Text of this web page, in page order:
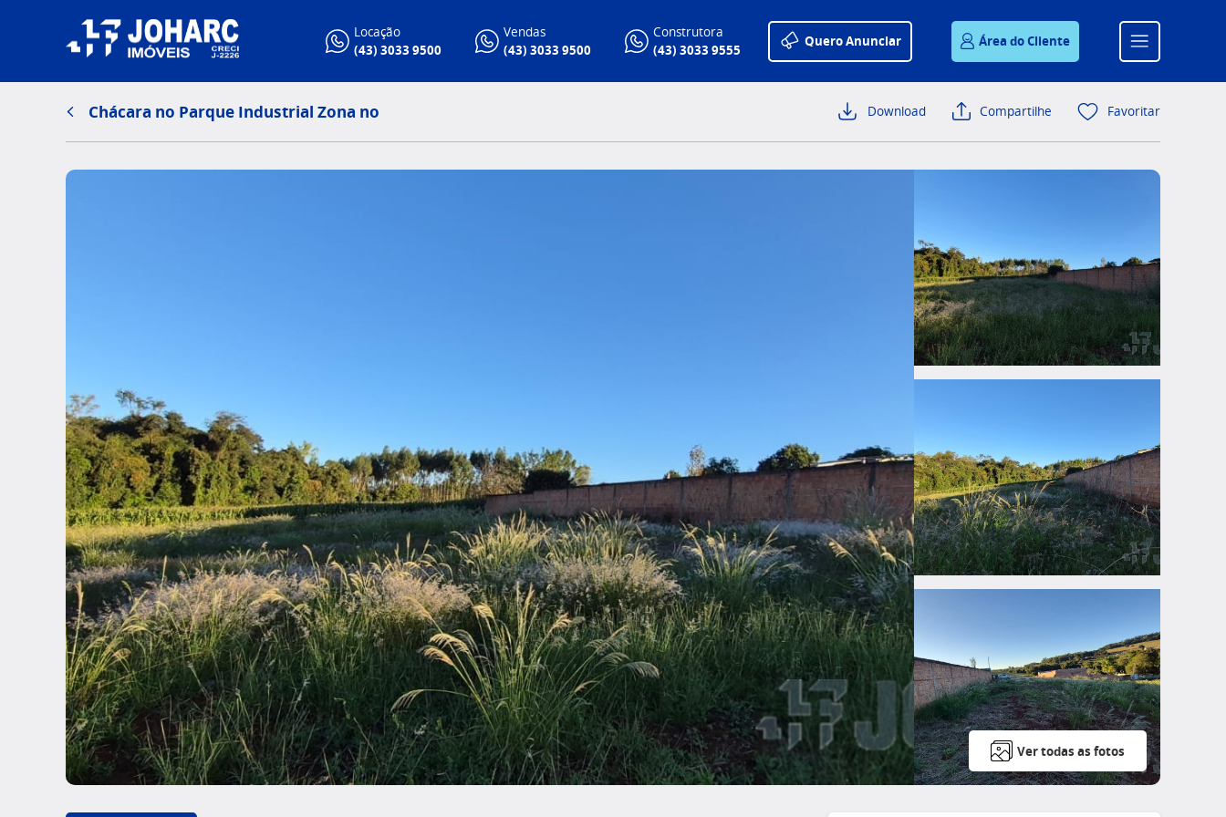
Locação
(43) 3033 9500
Vendas
(43) 3033 9500
Construtora
(43) 3033 9555
Quero Anunciar Área do Cliente
Chácara no Parque Industrial Zona no Download Compartilhe Favoritar
Ver todas as fotos